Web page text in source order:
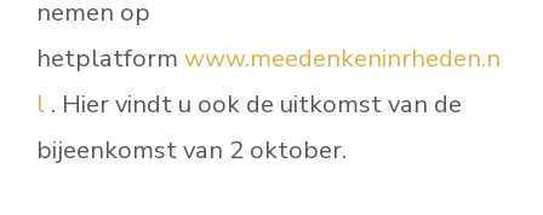
nemen op
hetplatform www.meedenkeninrheden.n
l . Hier vindt u ook de uitkomst van de
bijeenkomst van 2 oktober.